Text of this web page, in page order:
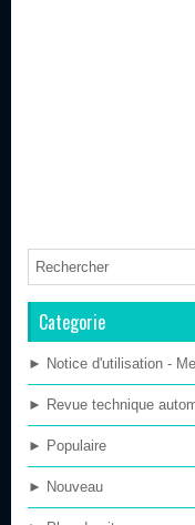
Categorie
► Notice d'utilisation -
► Revue technique
► Populaire
► Nouveau